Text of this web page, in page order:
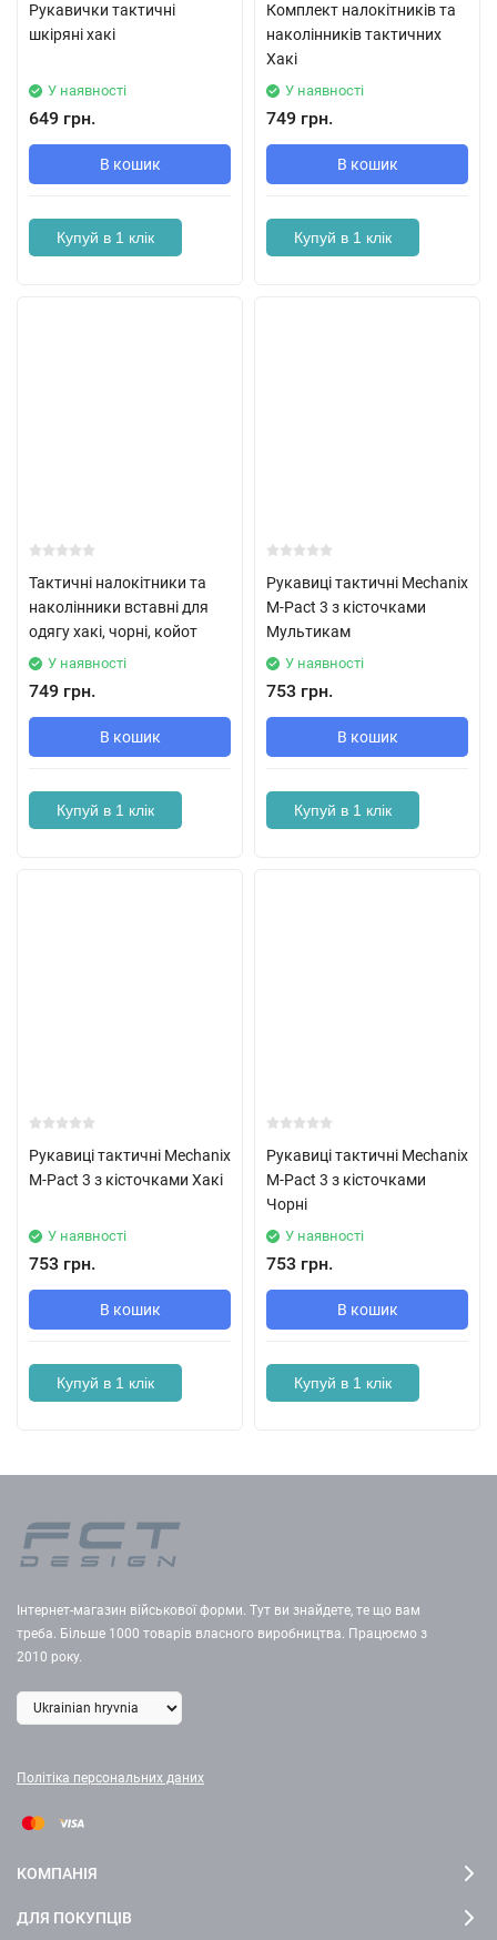
Рукавички тактичні
шкіряні хакі
У наявності
649 грн.
В кошик
Купуй в 1 клік
Комплект налокітників та
наколінників тактичних
Хакі
У наявності
749 грн.
В кошик
Купуй в 1 клік
Тактичні налокітники та
наколінники вставні для
одягу хакі, чорні, койот
У наявності
749 грн.
В кошик
Купуй в 1 клік
Рукавиці тактичні Mechanix
M-Pact 3 з кісточками
Мультикам
У наявності
753 грн.
В кошик
Купуй в 1 клік
Рукавиці тактичні Mechanix
M-Pact 3 з кісточками Хакі
У наявності
753 грн.
В кошик
Купуй в 1 клік
Рукавиці тактичні Mechanix
M-Pact 3 з кісточками
Чорні
У наявності
753 грн.
В кошик
Купуй в 1 клік
Інтернет-магазин військової форми. Тут ви знайдете, те що вам
треба. Більше 1000 товарів власного виробництва. Працюємо з
2010 року.
Політіка персональних даних
КОМПАНІЯ
ДЛЯ ПОКУПЦІВ